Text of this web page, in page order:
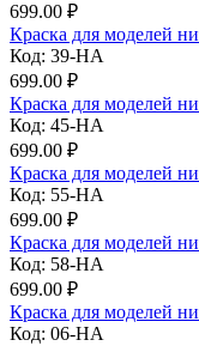
699.00 ₽
Краска для моделей
Код: 39-НА
699.00 ₽
Краска для моделей
Код: 45-НА
699.00 ₽
Краска для моделей
Код: 55-НА
699.00 ₽
Краска для моделей
Код: 58-НА
699.00 ₽
Краска для моделей
Код: 06-НА